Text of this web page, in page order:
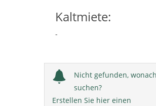
Kaltmiete:
-
Nicht gefunden,
suchen?
Erstellen Sie hier einen